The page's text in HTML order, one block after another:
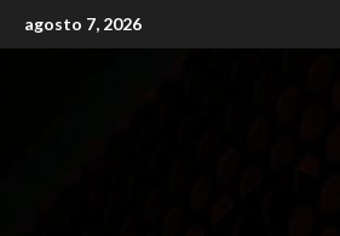
to
agosto 7, 2026